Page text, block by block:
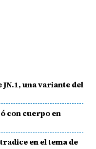
una variante del
con cuerpo en
en el tema de